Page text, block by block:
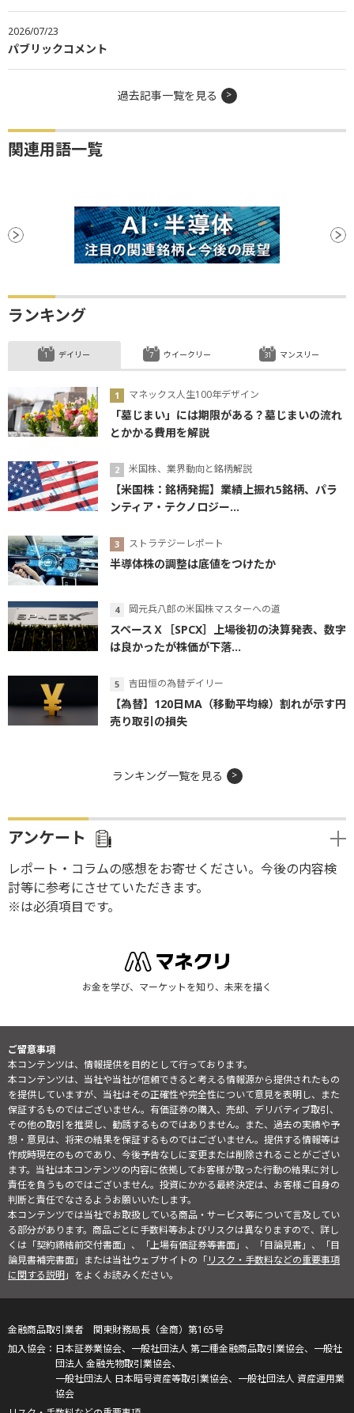
2026/07/23
パブリックコメント
過去記事一覧を見る
関連用語一覧
ランキング
デイリー
マネックス人生100年デザイン
「墓じまい」には期限がある？墓じまいの流れ
とかかる費用を解説
米国株、業界動向と銘柄解説
【米国株：銘柄発掘】業績上振れ5銘柄、パラ
ンティア・テクノロジー...
ストラテジーレポート
半導体株の調整は底値をつけたか
岡元兵八郎の米国株マスターへの道
スペースＸ［SPCX］上場後初の決算発表、数字
は良かったが株価が下落...
吉田恒の為替デイリー
【為替】120日MA（移動平均線）割れが示す円
売り取引の損失
ウイークリー マンスリー
ランキング一覧を見る
アンケート
レポート・コラムの感想をお寄せください。今後の内容検
討等に参考にさせていただきます。
※は必須項目です。
お金を学び、マーケットを知り、未来を描く
ご留意事項
本コンテンツは、情報提供を目的として行っております。
本コンテンツは、当社や当社が信頼できると考える情報源から提供されたもの
を提供していますが、当社はその正確性や完全性について意見を表明し、また
保証するものではございません。有価証券の購入、売却、デリバティブ取引、
その他の取引を推奨し、勧誘するものではありません。また、過去の実績や予
想・意見は、将来の結果を保証するものではございません。提供する情報等は
作成時現在のものであり、今後予告なしに変更または削除されることがござい
ます。当社は本コンテンツの内容に依拠してお客様が取った行動の結果に対し
責任を負うものではございません。投資にかかる最終決定は、お客様ご自身の
判断と責任でなさるようお願いいたします。
本コンテンツでは当社でお取扱している商品・サービス等について言及してい
る部分があります。商品ごとに手数料等およびリスクは異なりますので、詳し
くは「契約締結前交付書面」、「上場有価証券等書面」、「目論見書」、「目
論見書補完書面」または当社ウェブサイトの「リスク・手数料などの重要事項
に関する説明」をよくお読みください。
金融商品取引業者 関東財務局長（金商）第165号
日本証券業協会、一般社団法人 第二種金融商品取引業協会、一般社
団法人 金融先物取引業協会、
一般社団法人 日本暗号資産等取引業協会、一般社団法人 資産運用業
協会